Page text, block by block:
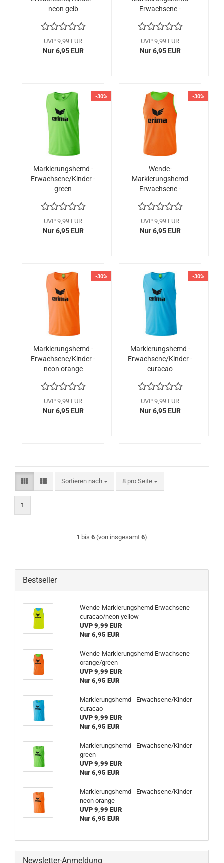
neon gelb
UVP 9,99 EUR
Nur 6,95 EUR
Erwachsene -
UVP 9,99 EUR
Nur 6,95 EUR
-30%
Markierungshemd -
Erwachsene/Kinder -
green
UVP 9,99 EUR
Nur 6,95 EUR
-30%
Wende-
Markierungshemd
Erwachsene -
UVP 9,99 EUR
Nur 6,95 EUR
-30%
Markierungshemd -
Erwachsene/Kinder -
neon orange
UVP 9,99 EUR
Nur 6,95 EUR
-30%
Markierungshemd -
Erwachsene/Kinder -
curacao
UVP 9,99 EUR
Nur 6,95 EUR
Sortieren nach
Sortieren nach 8 pro Seite
pro Seite
1
1 bis 6 (von insgesamt 6)
Bestseller
Wende-Markierungshemd Erwachsene -
curacao/neon yellow
UVP 9,99 EUR
Nur 6,95 EUR
Wende-Markierungshemd Erwachsene -
orange/green
UVP 9,99 EUR
Nur 6,95 EUR
Markierungshemd - Erwachsene/Kinder -
curacao
UVP 9,99 EUR
Nur 6,95 EUR
Markierungshemd - Erwachsene/Kinder -
green
UVP 9,99 EUR
Nur 6,95 EUR
Markierungshemd - Erwachsene/Kinder -
neon orange
UVP 9,99 EUR
Nur 6,95 EUR
Newsletter-Anmeldung